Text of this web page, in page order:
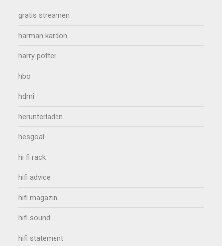
gratis streamen
harman kardon
harry potter
hbo
hdmi
herunterladen
hesgoal
hi fi rack
hifi advice
hifi magazin
hifi sound
hifi statement